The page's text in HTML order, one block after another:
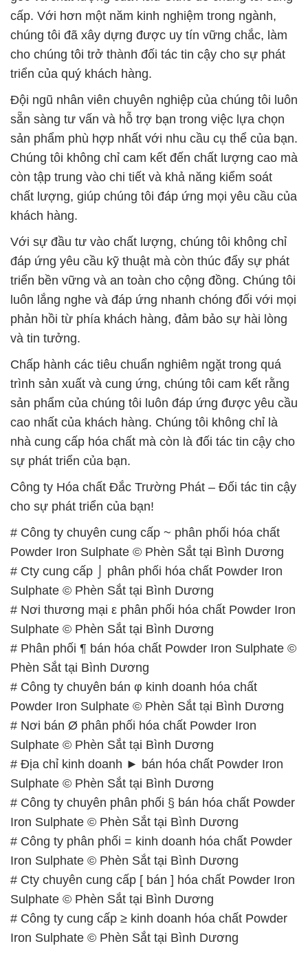
Đội ngũ nhân viên chuyên nghiệp của chúng tôi luôn
sẵn sàng tư vấn và hỗ trợ bạn trong việc lựa chọn
sản phẩm phù hợp nhất với nhu cầu cụ thể của bạn.
Chúng tôi không chỉ cam kết đến chất lượng cao mà
còn tập trung vào chi tiết và khả năng kiểm soát
chất lượng, giúp chúng tôi đáp ứng mọi yêu cầu của
khách hàng.
Với sự đầu tư vào chất lượng, chúng tôi không chỉ
đáp ứng yêu cầu kỹ thuật mà còn thúc đẩy sự phát
triển bền vững và an toàn cho cộng đồng. Chúng tôi
luôn lắng nghe và đáp ứng nhanh chóng đối với mọi
phản hồi từ phía khách hàng, đảm bảo sự hài lòng
và tin tưởng.
Chấp hành các tiêu chuẩn nghiêm ngặt trong quá
trình sản xuất và cung ứng, chúng tôi cam kết rằng
sản phẩm của chúng tôi luôn đáp ứng được yêu cầu
cao nhất của khách hàng. Chúng tôi không chỉ là
nhà cung cấp hóa chất mà còn là đối tác tin cậy cho
sự phát triển của bạn.
Công ty Hóa chất Đắc Trường Phát – Đối tác tin cậy
cho sự phát triển của bạn!
# Công ty chuyên cung cấp ~ phân phối hóa chất
Powder Iron Sulphate © Phèn Sắt tại Bình Dương
# Cty cung cấp ⌡ phân phối hóa chất Powder Iron
Sulphate © Phèn Sắt tại Bình Dương
# Nơi thương mại ε phân phối hóa chất Powder Iron
Sulphate © Phèn Sắt tại Bình Dương
# Phân phối ¶ bán hóa chất Powder Iron Sulphate ©
Phèn Sắt tại Bình Dương
# Công ty chuyên bán φ kinh doanh hóa chất
Powder Iron Sulphate © Phèn Sắt tại Bình Dương
# Nơi bán Ø phân phối hóa chất Powder Iron
Sulphate © Phèn Sắt tại Bình Dương
# Địa chỉ kinh doanh ► bán hóa chất Powder Iron
Sulphate © Phèn Sắt tại Bình Dương
# Công ty chuyên phân phối § bán hóa chất Powder
Iron Sulphate © Phèn Sắt tại Bình Dương
# Công ty phân phối = kinh doanh hóa chất Powder
Iron Sulphate © Phèn Sắt tại Bình Dương
# Cty chuyên cung cấp [ bán ] hóa chất Powder Iron
Sulphate © Phèn Sắt tại Bình Dương
# Công ty cung cấp ≥ kinh doanh hóa chất Powder
Iron Sulphate © Phèn Sắt tại Bình Dương
📞 PHÒNG KINH DOANH – CÔNG TY HÓA CHẤT
ĐẮC TRƯỜNG PHÁT🌐
🌐 Website: https://hoachatxulynuoc.com/